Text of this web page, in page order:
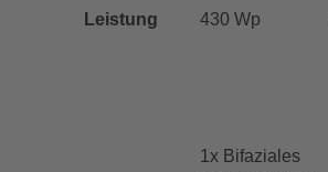
Leistung
430 Wp
1x Bifaziales